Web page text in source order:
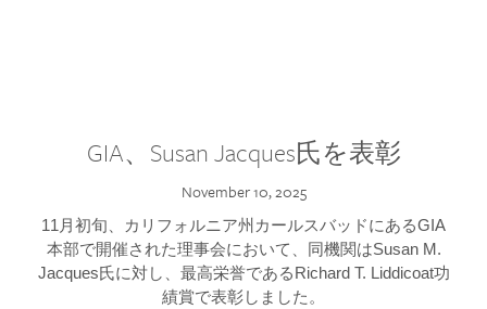
GIA、Susan Jacques氏を表彰
November 10, 2025
11月初旬、カリフォルニア州カールスバッドにあるGIA
本部で開催された理事会において、同機関はSusan M.
Jacques氏に対し、最高栄誉であるRichard T. Liddicoat功
績賞で表彰しました。